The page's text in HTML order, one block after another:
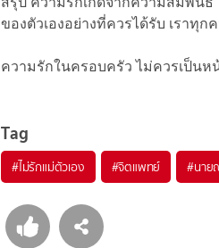
ของตัวเองอย่างที่ควรได้รับ เรา
ความรักในครอบครัว ไม่ควรเป็น
Tag
#ไม่รักแม่ตัวเอง #จิตแพทย์ #นา